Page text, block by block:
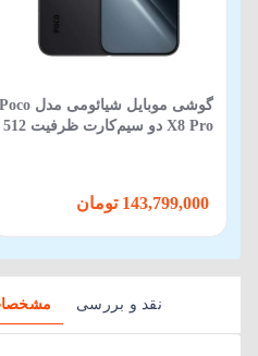
گوشی موبایل شیائومی مدل Poco
X8 Pro دو سیم‌کارت ظرفیت 512
نقد و بررسی